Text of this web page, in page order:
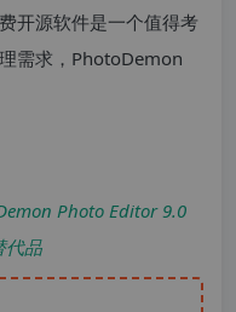
开源软件是一个值得考
需求，PhotoDemon
Photo Editor 9.0
代品